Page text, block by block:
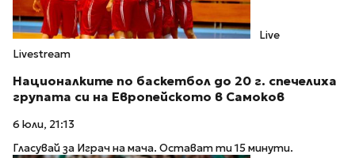
Live
Livestream
Националките по баскетбол до 20 г. спечелиха
групата си на Европейското в Самоков
6 юли, 21:13
Гласувай за Играч на мача. Остават ти 15 минути.